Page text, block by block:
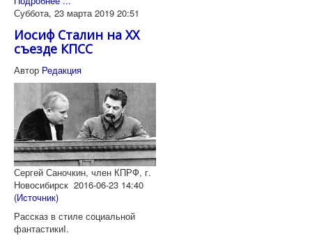
Суббота, 23 марта 2019 20:51
Иосиф Сталин на XX
съезде КПСС
Автор Редакция
Сергей Саночкин, член КПРФ, г.
Новосибирск 2016-06-23 14:40
(Источник)
Рассказ в стиле социальной
фантастикиI.